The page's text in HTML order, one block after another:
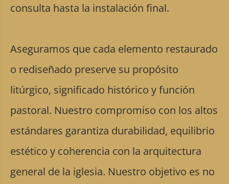
consulta hasta la instalación final.
Aseguramos que cada elemento restaurado
o rediseñado preserve su propósito
litúrgico, significado histórico y función
pastoral. Nuestro compromiso con los altos
estándares garantiza durabilidad, equilibrio
estético y coherencia con la arquitectura
general de la iglesia. Nuestro objetivo es no